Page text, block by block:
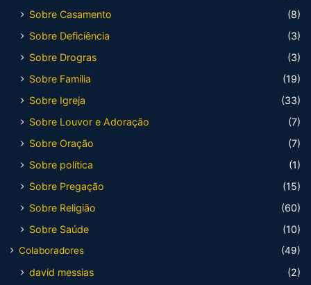
Sobre Casamento
(8)
Sobre Deficiência
(3)
Sobre Drogras
(3)
Sobre Família
(19)
Sobre Igreja
(33)
Sobre Louvor e Adoração
(7)
Sobre Oração
(7)
Sobre política
(1)
Sobre Pregação
(15)
Sobre Religião
(60)
Sobre Saúde
(10)
Colaboradores (49)
david messias
(2)